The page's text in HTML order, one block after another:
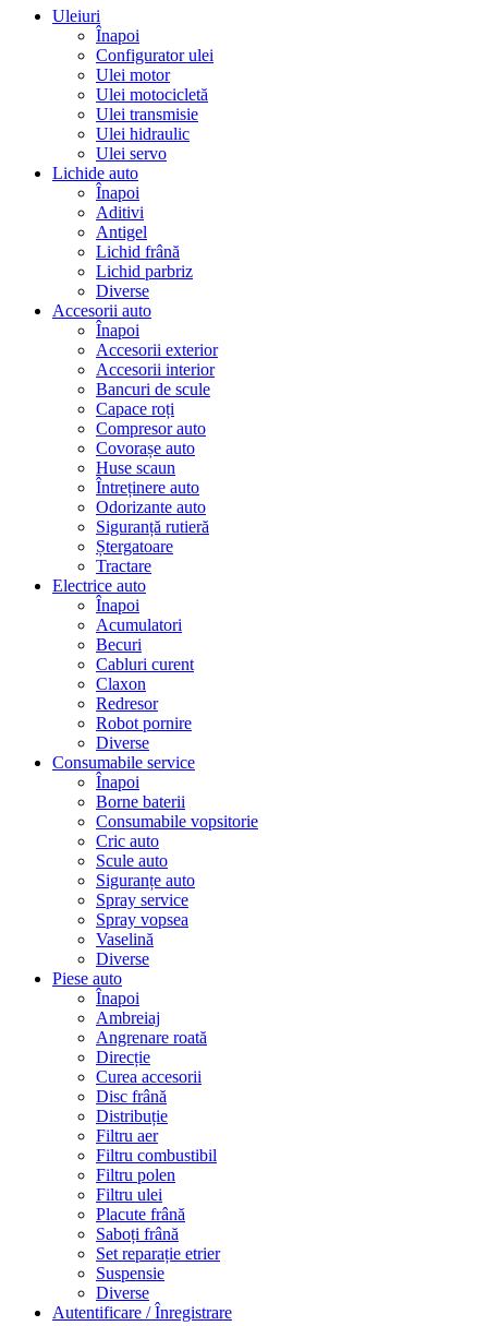
Uleiuri
Înapoi
Configurator ulei
Ulei motor
Ulei motocicletă
Ulei transmisie
Ulei hidraulic
Ulei servo
Lichide auto
Înapoi
Aditivi
Antigel
Lichid frână
Lichid parbriz
Diverse
Accesorii auto
Înapoi
Accesorii exterior
Accesorii interior
Bancuri de scule
Capace roți
Compresor auto
Covorașe auto
Huse scaun
Întreținere auto
Odorizante auto
Siguranță rutieră
Ștergatoare
Tractare
Electrice auto
Înapoi
Acumulatori
Becuri
Cabluri curent
Claxon
Redresor
Robot pornire
Diverse
Consumabile service
Înapoi
Borne baterii
Consumabile vopsitorie
Cric auto
Scule auto
Siguranțe auto
Spray service
Spray vopsea
Vaselină
Diverse
Piese auto
Înapoi
Ambreiaj
Angrenare roată
Direcție
Curea accesorii
Disc frână
Distribuție
Filtru aer
Filtru combustibil
Filtru polen
Filtru ulei
Placute frână
Saboți frână
Set reparație etrier
Suspensie
Diverse
Autentificare / Înregistrare